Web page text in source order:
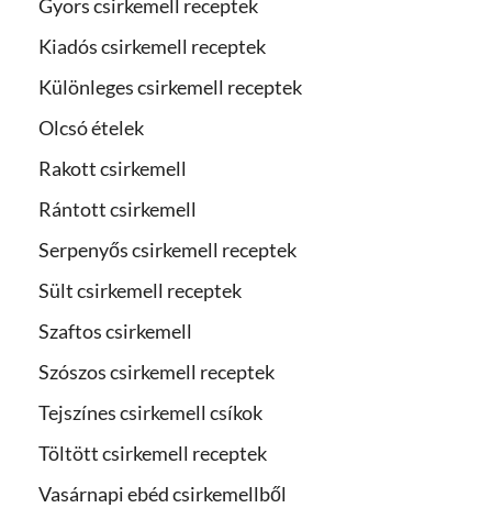
Gyors csirkemell receptek
Kiadós csirkemell receptek
Különleges csirkemell receptek
Olcsó ételek
Rakott csirkemell
Rántott csirkemell
Serpenyős csirkemell receptek
Sült csirkemell receptek
Szaftos csirkemell
Szószos csirkemell receptek
Tejszínes csirkemell csíkok
Töltött csirkemell receptek
Vasárnapi ebéd csirkemellből